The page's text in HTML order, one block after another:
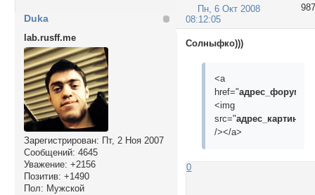
987
Пн, 6 Окт 2008
08:12:05
Duka
lab.rusff.me
Зарегистрирован: Пт, 2 Ноя 2007
Сообщений: 4645
Уважение: +2156
Позитив: +1490
Пол: Мужской
Солныфко)))
<a
href="адрес_форума
<img
src="адрес_картинки
/></a>
0